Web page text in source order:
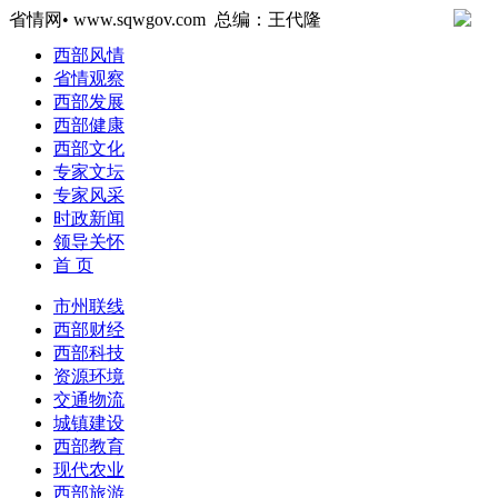
省情网• www.sqwgov.com 总编：王代隆
西部风情
省情观察
西部发展
西部健康
西部文化
专家文坛
专家风采
时政新闻
领导关怀
首 页
市州联线
西部财经
西部科技
资源环境
交通物流
城镇建设
西部教育
现代农业
西部旅游